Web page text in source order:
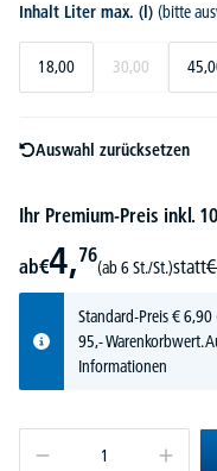
Inhalt Liter max. (l) (bitte
18,00 30,00
Auswahl zurücksetzen
Ihr Premium-Preis inkl.
ab€4,76
(ab 6 St./St.)statt€
Standard-Preis€6,90
95,- Warenkorbwert.
Informationen